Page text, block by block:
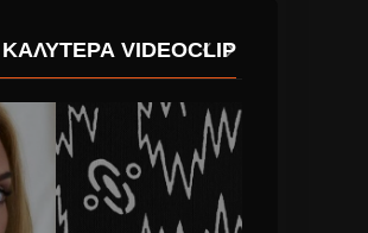
VIDEOCLIP